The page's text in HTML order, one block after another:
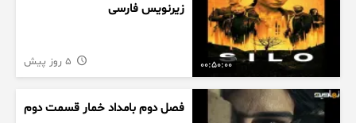
00:50:00
زیرنویس فارسی
فصل دوم بامداد خمار قسمت دوم